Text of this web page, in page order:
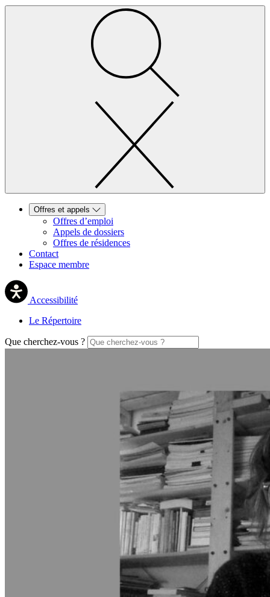
Offres et appels
Offres d’emploi
Appels de dossiers
Offres de résidences
Contact
Espace membre
Accessibilité
Le Répertoire
Que cherchez-vous ?